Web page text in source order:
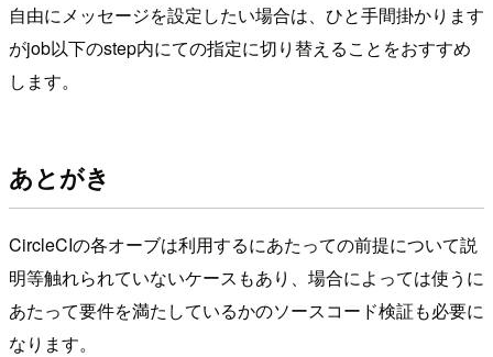
自由にメッセージを設定したい場合は、ひと手間掛かります
がjob以下のstep内にての指定に切り替えることをおすすめ
します。
あとがき
CircleCIの各オーブは利用するにあたっての前提について説
明等触れられていないケースもあり、場合によっては使うに
あたって要件を満たしているかのソースコード検証も必要に
なります。